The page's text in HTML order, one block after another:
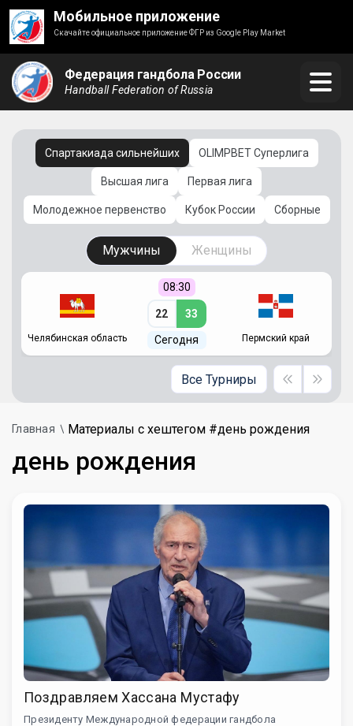
Мобильное приложение
Скачайте официальное приложение ФГР из Google Play Market
Федерация гандбола России
Handball Federation of Russia
Спартакиада сильнейших OLIMPBET Суперлига
Высшая лига Первая лига
Молодежное первенство Кубок России Сборные
Мужчины Женщины
Челябинская область
08:30
22 33
Сегодня Пермский край
Все Турниры
Главная Материалы с хештегом #день рождения
день рождения
Поздравляем Хассана Мустафу
Президенту Международной федерации гандбола